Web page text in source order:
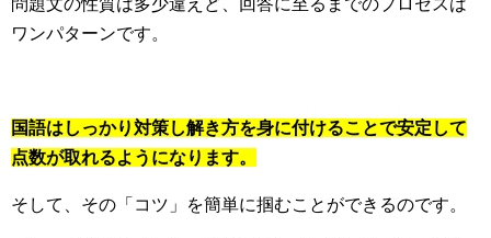
問題文の性質は多少違えど、回答に至るまでのプロセスは
ワンパターンです。
国語はしっかり対策し解き方を身に付けることで安定して
点数が取れるようになります。
そして、その「コツ」を簡単に掴むことができるのです。